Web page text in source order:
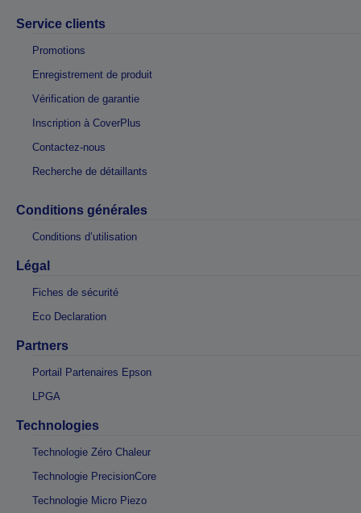
Service clients
Promotions
Enregistrement de produit
Vérification de garantie
Inscription à CoverPlus
Contactez-nous
Recherche de détaillants
Conditions générales
Conditions d’utilisation
Légal
Fiches de sécurité
Eco Declaration
Partners
Portail Partenaires Epson
LPGA
Technologies
Technologie Zéro Chaleur
Technologie PrecisionCore
Technologie Micro Piezo